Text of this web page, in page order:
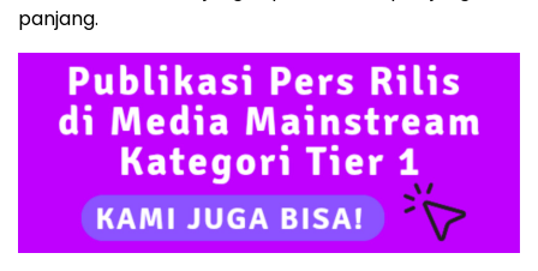
panjang.